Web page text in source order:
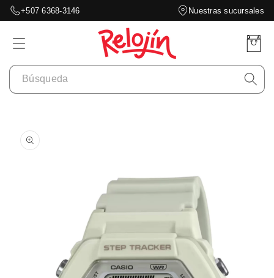
directamente
+507 6368-3146 Nuestras sucursales
Carrito
Búsqueda
a la
información